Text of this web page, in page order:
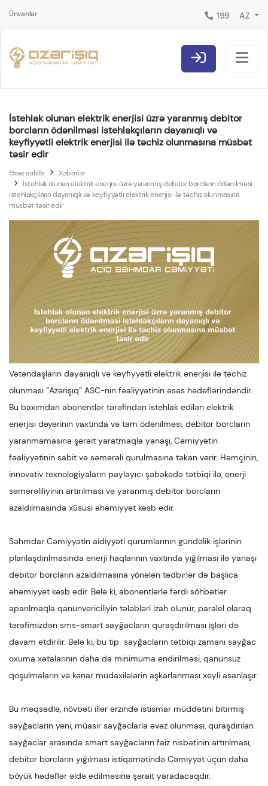
Ünvanlar 199 AZ
İstehlak olunan elektrik enerjisi üzrə yaranmış debitor
borcların ödənilməsi istehlakçıların dayanıqlı və
keyfiyyətli elektrik enerjisi ilə təchiz olunmasına müsbət
təsir edir
Əsas səhifə
Xəbərlər
İstehlak olunan elektrik enerjisi üzrə yaranmış debitor borcların ödənilməsi
istehlakçıların dayanıqlı və keyfiyyətli elektrik enerjisi ilə təchiz olunmasına
müsbət təsir edir
Vətəndaşların dayanıqlı və keyfiyyətli elektrik enerjisi ilə təchiz
olunması “Azərişıq” ASC-nin fəaliyyətinin əsas hədəflərindəndir.
Bu baxımdan abonentlər tərəfindən istehlak edilən elektrik
enerjisi dəyərinin vaxtında və tam ödənilməsi, debitor borcların
yaranmamasına şərait yaratmaqla yanaşı, Cəmiyyətin
fəaliyyətinin sabit və səmərəli qurulmasına təkan verir. Həmçinin,
innovativ texnologiyaların paylayıcı şəbəkədə tətbiqi ilə, enerji
səmərəliliyinin artırılması və yaranmış debitor borcların
azaldılmasında xüsusi əhəmiyyət kəsb edir.
Səhmdar Cəmiyyətin aidiyyəti qurumlarının gündəlik işlərinin
planlaşdırılmasında enerji haqlarının vaxtında yığılması ilə yanaşı
debitor borcların azaldılmasına yönələn tədbirlər də başlıca
əhəmiyyət kəsb edir. Belə ki, abonentlərlə fərdi söhbətlər
aparılmaqla qanunvericiliyin tələbləri izah olunur, paralel olaraq
tərəfimizdən sms-smart sayğacların quraşdırılması işləri də
davam etdirilir. Belə ki, bu tip sayğacların tətbiqi zamanı sayğac
oxuma xətalarının daha da minimuma endirilməsi, qanunsuz
qoşulmaların və kənar müdaxilələrin aşkarlanması xeyli asanlaşır.
Bu məqsədlə, növbəti illər ərzində istismar müddətini bitirmiş
sayğacların yeni, müasir sayğaclarla əvəz olunması, quraşdırılan
sayğaclar arasında smart sayğacların faiz nisbətinin artırılması,
debitor borcların yığılması istiqamətində Cəmiyyət üçün daha
böyük hədəflər əldə edilməsinə şərait yaradacaqdır.